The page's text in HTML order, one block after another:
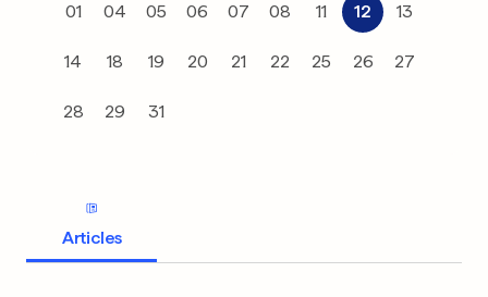
01 04 05 06 07 08 11 12 13
14 18 19 20 21 22 25 26 27
28 29 31
Articles